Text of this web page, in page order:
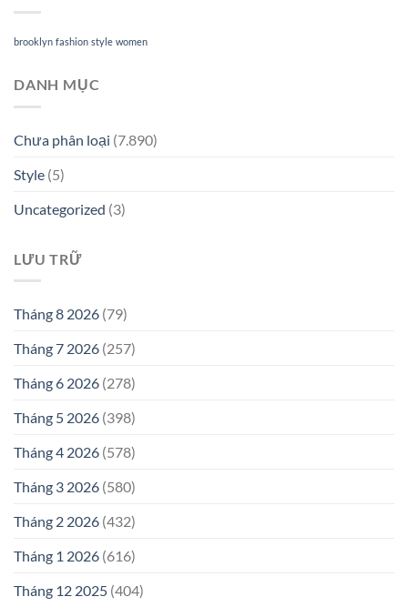
brooklyn fashion style women
DANH MỤC
Chưa phân loại (7.890)
Style (5)
Uncategorized (3)
LƯU TRỮ
Tháng 8 2026 (79)
Tháng 7 2026 (257)
Tháng 6 2026 (278)
Tháng 5 2026 (398)
Tháng 4 2026 (578)
Tháng 3 2026 (580)
Tháng 2 2026 (432)
Tháng 1 2026 (616)
Tháng 12 2025 (404)